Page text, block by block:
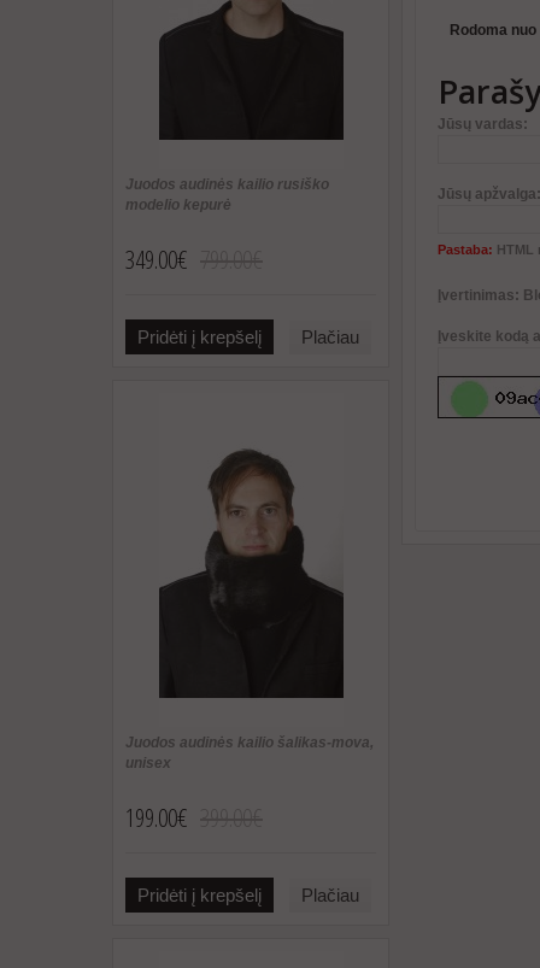
Juodos audinės kailio rusiško
modelio kepurė
349.00€
Pridėti į krepšelį Plačiau
Juodos audinės kailio šalikas-mova,
unisex
199.00€
Pridėti į krepšelį Plačiau
Rodoma
Jūsų vardas:
Jūsų apžvalga:
Pastaba: HTML
Įvertinimas:
Įveskite kodą